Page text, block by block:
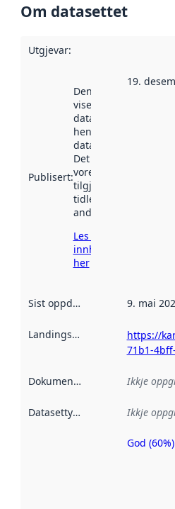
Om datasettet
Utgjevar:
Publisert:
Denne datoen
viser når
datasettet vart
henta inn av
data.norge.no.
Det kan ha
vore
tilgjengeleg
tidlegare
andre stader.
Les meir om
innhenting
her
19.
Sist oppdatert 9. mai
Landingsside
https://
71b1-
Dokumentasjon Ikkje
Datasettype Ikkje
God (60%)